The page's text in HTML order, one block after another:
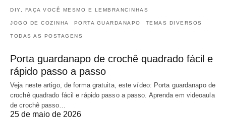
DIY, FAÇA VOCÊ MESMO E LEMBRANCINHAS
JOGO DE COZINHA PORTA GUARDANAPO TEMAS DIVERSOS
TODAS AS POSTAGENS
Porta guardanapo de crochê quadrado fácil e
rápido passo a passo
Veja neste artigo, de forma gratuita, este vídeo: Porta guardanapo de
crochê quadrado fácil e rápido passo a passo. Aprenda em videoaula
de crochê passo…
25 de maio de 2026